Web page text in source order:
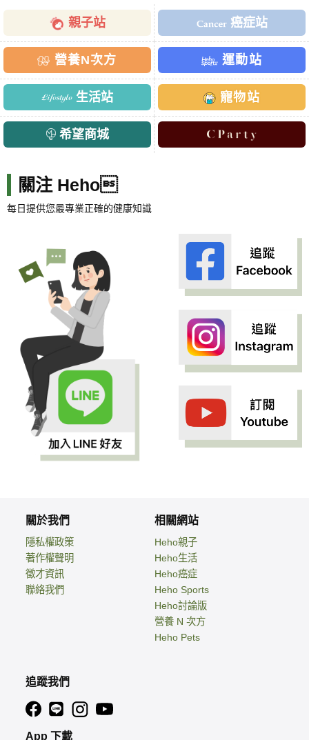
親子站 癌症站
營養N次方 運動站
生活站 寵物站
希望商城
關注 Heho
每日提供您最專業正確的健康知識
關於我們
隱私權政策
著作權聲明
徵才資訊
聯絡我們
相關網站
Heho親子
Heho生活
Heho癌症
Heho Sports
Heho討論版
營養 N 次方
Heho Pets
追蹤我們
App 下載